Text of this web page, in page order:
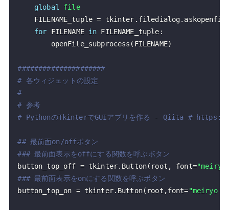
global
file
    FILENAME_tuple
= tkinter . filedialog.
for FILENAME in FILENAME_tuple :
        openFile_subprocess
( FILENAME)
#####################
# 各ウィジェットの設定
#
# 参考
# PythonのTkinterでGUIアプリを作る - Qiita #
## 最前面on/offボタン
### 最前面表示をoffにする関数を呼ぶボタン
button_top_off = tkinter. Button( root , font="meiryo
### 最前面表示をonにする関数を呼ぶボタン
button_top_on = tkinter. Button( root ,font="meiryo